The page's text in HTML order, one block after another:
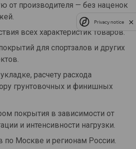
от производителя — без наценок
всех характеристик товаров.
для спортзалов и других
расчету расхода
грунтовочных и финишных
покрытия в зависимости от
и интенсивности нагрузки.
по Москве и регионам России.
Privacy notice